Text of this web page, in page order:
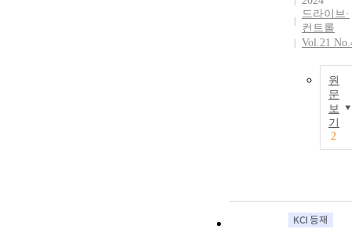
드라이브·
컨트롤
Vol.21
원
문
보
기
2